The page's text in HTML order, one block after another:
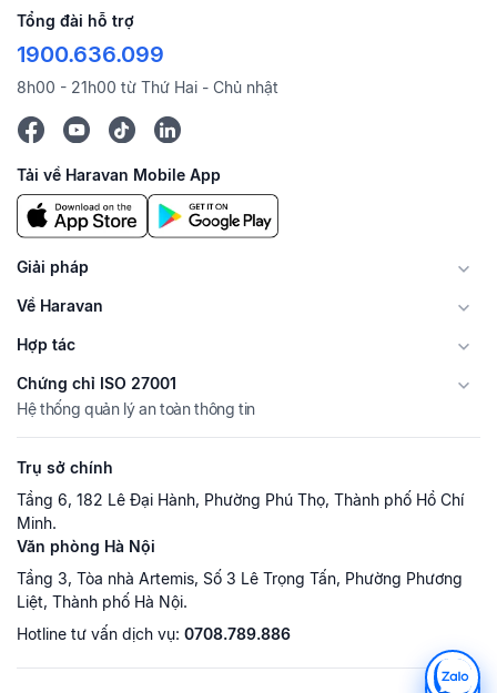
Tổng đài hỗ trợ
1900.636.099
8h00 - 21h00 từ Thứ Hai - Chủ nhật
Tải về Haravan Mobile App
Giải pháp
Về Haravan
Hợp tác
Chứng chỉ ISO 27001
Hệ thống quản lý an toàn thông tin
Trụ sở chính
Tầng 6, 182 Lê Đại Hành, Phường Phú Thọ, Thành phố Hồ Chí
Minh.
Văn phòng Hà Nội
Tầng 3, Tòa nhà Artemis, Số 3 Lê Trọng Tấn, Phường Phương
Liệt, Thành phố Hà Nội.
Hotline tư vấn dịch vụ: 0708.789.886